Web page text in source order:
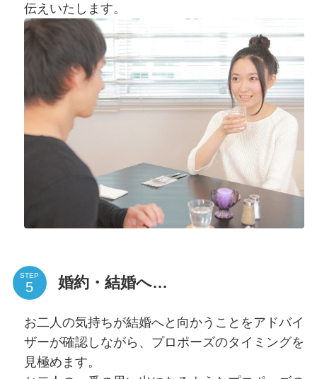
伝えいたします。
STEP 婚約・結婚へ…
お二人の気持ちが結婚へと向かうことをアドバイ
ザーが確認しながら、プロポーズのタイミングを
見極めます。